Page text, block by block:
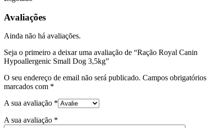
Avaliações
Ainda não há avaliações.
Seja o primeiro a deixar uma avaliação de “Ração Royal Canin
Hypoallergenic Small Dog 3,5kg”
O seu endereço de email não será publicado. Campos obrigatórios
marcados com *
A sua avaliação *
A sua avaliação *